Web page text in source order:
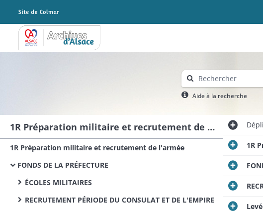
Archives Alsace - Colmar
Aide à la recherche
1R Préparation militaire et recrutement de l'armée
1R Préparation militaire et recrutement de l'armée
FONDS DE LA PRÉFECTURE
ÉCOLES MILITAIRES
RECRUTEMENT PÉRIODE DU CONSULAT ET DE L'EMPIRE
1R